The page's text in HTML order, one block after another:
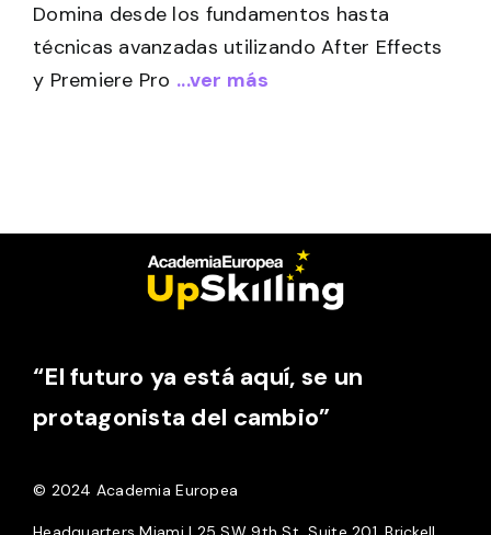
Domina desde los fundamentos hasta
técnicas avanzadas utilizando After Effects
y Premiere Pro ...ver más
“El futuro ya está aquí, se un
protagonista del cambio”
© 2024 Academia Europea